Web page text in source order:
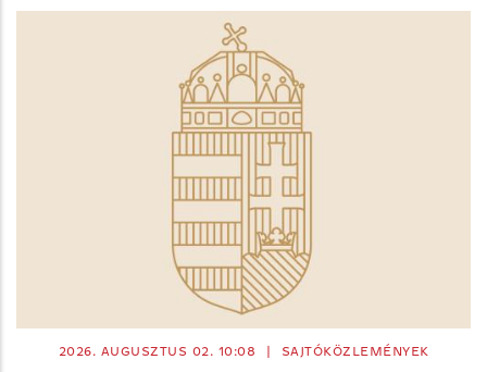
2026. AUGUSZTUS 02. 10:08 SAJTÓKÖZLEMÉNYEK